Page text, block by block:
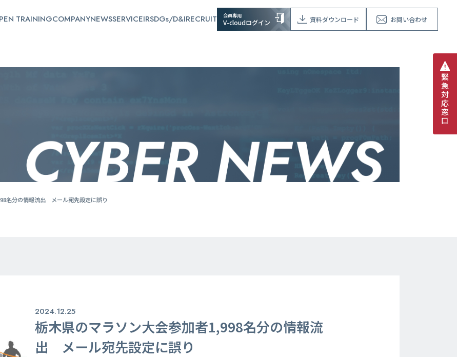
TRAININGCOMPANYNEWSSERVICEIRSDGs/D&IRECRUIT 会員専用
V-cloudログイン 資料ダウンロード お問い合わせ
緊
急
対
応
窓
口
名分の情報流出 メール宛先設定に誤り
2024.12.25
栃木県のマラソン大会参加者1,998名分の情報流
出 メール宛先設定に誤り